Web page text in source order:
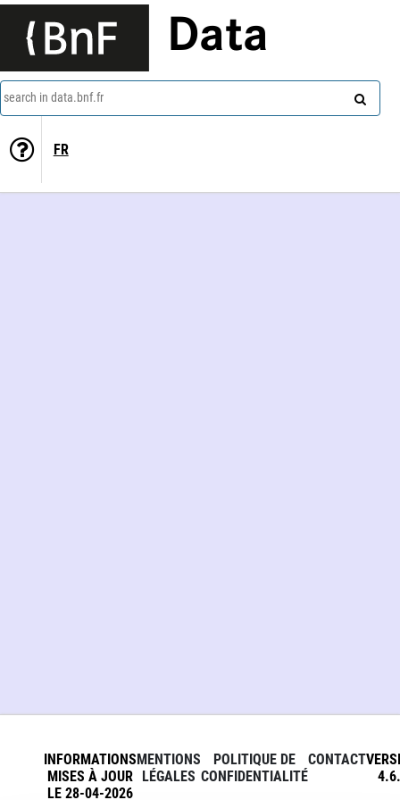
Data
search in data.bnf.fr
FR
INFORMATIONS
MISES À JOUR
LE 28-04-2026
MENTIONS
LÉGALES
POLITIQUE DE
CONFIDENTIALITÉ
CONTACT